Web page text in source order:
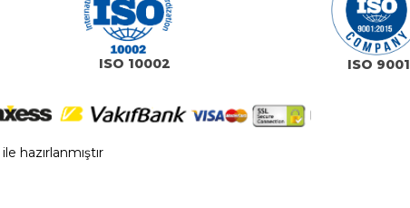
ISO 10002 ISO 9001
ile hazırlanmıştır